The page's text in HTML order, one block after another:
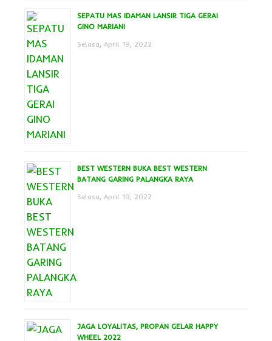
SEPATU MAS IDAMAN LANSIR TIGA GERAI
GINO MARIANI
Selasa, April 19, 2022
BEST WESTERN BUKA BEST WESTERN
BATANG GARING PALANGKA RAYA
Selasa, April 19, 2022
JAGA LOYALITAS, PROPAN GELAR HAPPY
WHEEL 2022